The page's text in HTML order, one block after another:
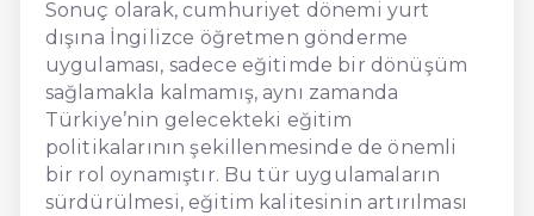
Sonuç olarak, cumhuriyet dönemi yurt
dışına İngilizce öğretmen gönderme
uygulaması, sadece eğitimde bir dönüşüm
sağlamakla kalmamış, aynı zamanda
Türkiye’nin gelecekteki eğitim
politikalarının şekillenmesinde de önemli
bir rol oynamıştır. Bu tür uygulamaların
sürdürülmesi, eğitim kalitesinin artırılması